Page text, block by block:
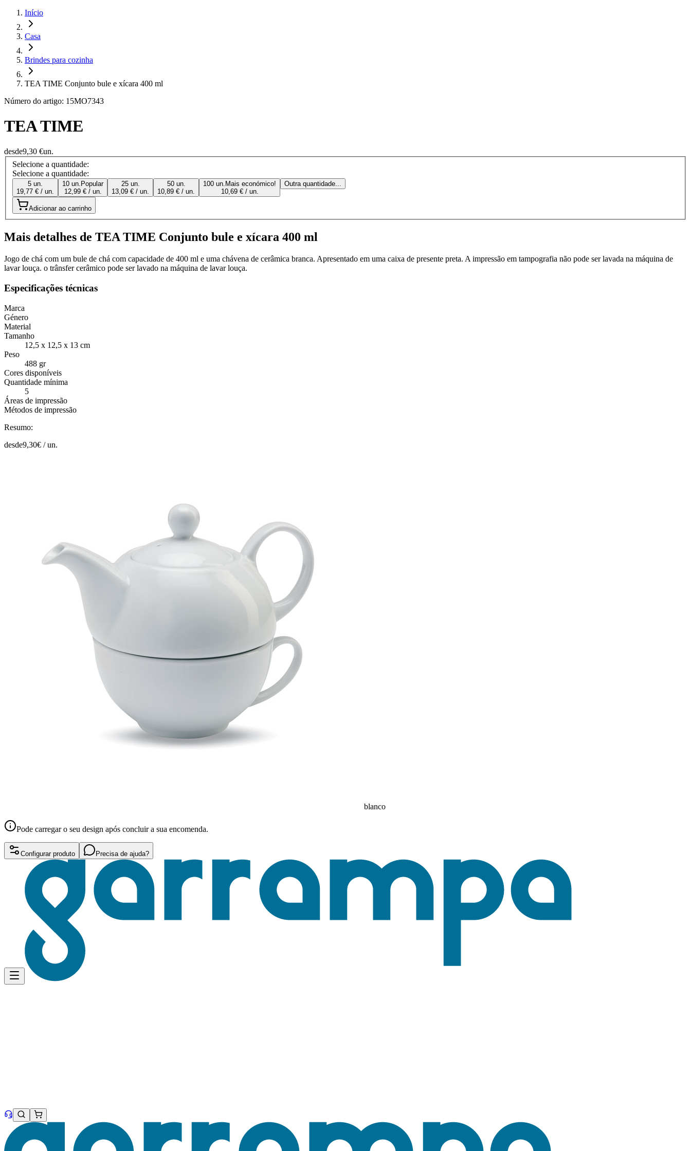
Início
Casa
Brindes para cozinha
TEA TIME Conjunto bule e xícara 400 ml
Número do artigo: 15MO7343
TEA TIME
desde9,30 €un.
Selecione a quantidade:
Selecione a quantidade:
5 un.
19,77 € / un.
10 un. Popular
12,99 € / un.
25 un.
13,09 € / un.
50 un.
10,89 € / un.
100 un. Mais económico!
10,69 € / un.
Outra quantidade...
Adicionar ao carrinho
Mais detalhes de TEA TIME Conjunto bule e xícara 400 ml
Jogo de chá com um bule de chá com capacidade de 400 ml e uma chávena de cerâmica branca. Apresentado em uma caixa de presente preta. A impressão em tampografia não pode ser lavada na máquina de
lavar louça. o trânsfer cerâmico pode ser lavado na máquina de lavar louça.
Especificações técnicas
Marca
Género
Material
Tamanho
12,5 x 12,5 x 13 cm
Peso
488 gr
Cores disponíveis
Quantidade mínima
5
Áreas de impressão
Métodos de impressão
Resumo:
desde9,30€ /un.
blanco
Pode carregar o seu design após concluir a sua encomenda.
Configurar produto Precisa de ajuda?